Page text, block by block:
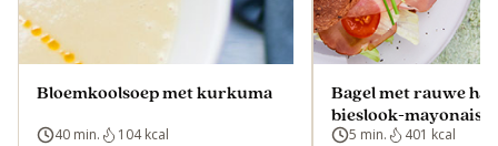
Bloemkoolsoep met kurkuma
40 min. 104 kcal
Bagel met rauwe
bieslook-mayonaise
5 min. 401 kcal